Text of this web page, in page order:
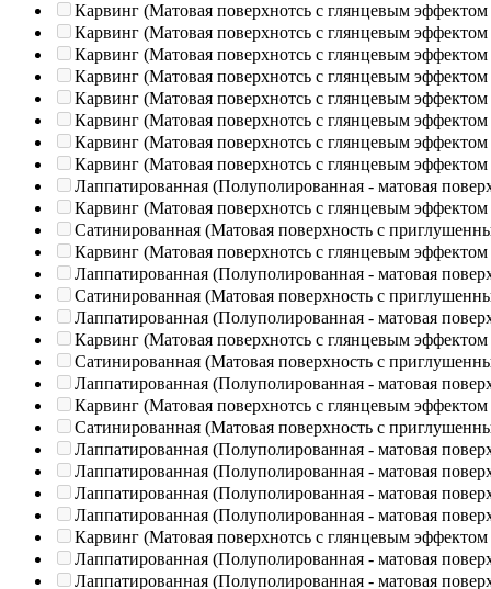
Карвинг (Матовая поверхнотсь с глянцевым эффектом
Карвинг (Матовая поверхнотсь с глянцевым эффектом
Карвинг (Матовая поверхнотсь с глянцевым эффектом
Карвинг (Матовая поверхнотсь с глянцевым эффектом
Карвинг (Матовая поверхнотсь с глянцевым эффектом
Карвинг (Матовая поверхнотсь с глянцевым эффектом
Карвинг (Матовая поверхнотсь с глянцевым эффектом
Карвинг (Матовая поверхнотсь с глянцевым эффектом
Лаппатированная (Полуполированная - матовая
Карвинг (Матовая поверхнотсь с глянцевым эффектом
Сатинированная (Матовая поверхность с
Карвинг (Матовая поверхнотсь с глянцевым эффектом
Лаппатированная (Полуполированная - матовая
Сатинированная (Матовая поверхность с
Лаппатированная (Полуполированная - матовая
Карвинг (Матовая поверхнотсь с глянцевым эффектом
Сатинированная (Матовая поверхность с
Лаппатированная (Полуполированная - матовая
Карвинг (Матовая поверхнотсь с глянцевым эффектом
Сатинированная (Матовая поверхность с
Лаппатированная (Полуполированная - матовая
Лаппатированная (Полуполированная - матовая
Лаппатированная (Полуполированная - матовая
Лаппатированная (Полуполированная - матовая
Карвинг (Матовая поверхнотсь с глянцевым эффектом
Лаппатированная (Полуполированная - матовая
Лаппатированная (Полуполированная - матовая